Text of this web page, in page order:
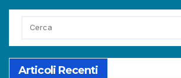
Articoli Recenti